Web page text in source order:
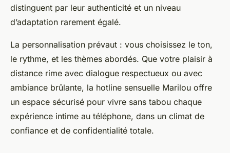
distinguent par leur authenticité et un niveau
d’adaptation rarement égalé.
La personnalisation prévaut : vous choisissez le ton,
le rythme, et les thèmes abordés. Que votre plaisir à
distance rime avec dialogue respectueux ou avec
ambiance brûlante, la hotline sensuelle Marilou offre
un espace sécurisé pour vivre sans tabou chaque
expérience intime au téléphone, dans un climat de
confiance et de confidentialité totale.